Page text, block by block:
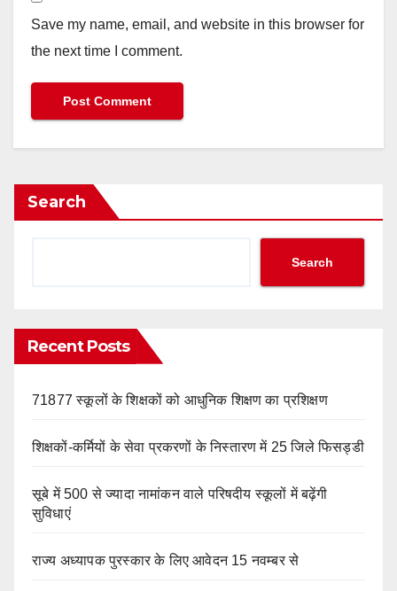
Save my name, email, and website in this browser for
the next time I comment.
Search
Search
Recent Posts
71877 स्कूलों के शिक्षकों को आधुनिक शिक्षण का प्रशिक्षण
शिक्षकों-कर्मियों के सेवा प्रकरणों के निस्तारण में 25 जिले फिसड्डी
सूबे में 500 से ज्यादा नामांकन वाले परिषदीय स्कूलों में बढ़ेंगी
सुविधाएं
राज्य अध्यापक पुरस्कार के लिए आवेदन 15 नवम्बर से